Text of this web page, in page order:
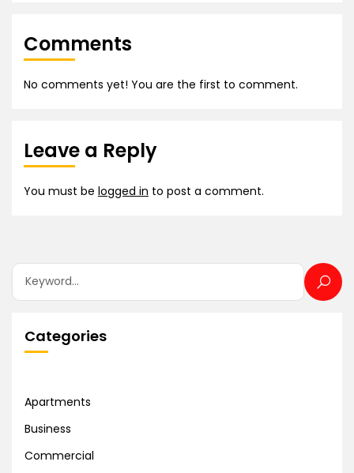
Comments
No comments yet! You are the first to comment.
Leave a Reply
You must be logged in to post a comment.
Categories
Apartments
Business
Commercial